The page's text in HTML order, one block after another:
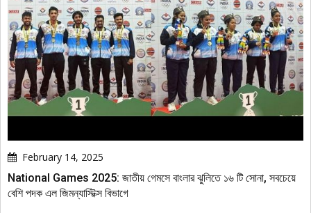
February 14, 2025
National Games 2025: জাতীয় গেমসে বাংলার ঝুলিতে ১৬ টি সোনা, সবচেয়ে
বেশি পদক এল জিমন্যাস্টিক্স বিভাগে